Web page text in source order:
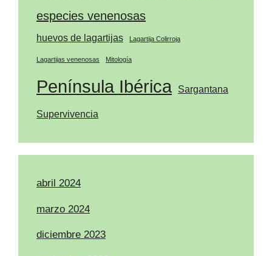
especies venenosas
huevos de lagartijas Lagartija Colirroja
Lagartijas venenosas Mitología
Península Ibérica Sargantana
Supervivencia
abril 2024
marzo 2024
diciembre 2023